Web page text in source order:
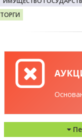
ТОРГИ